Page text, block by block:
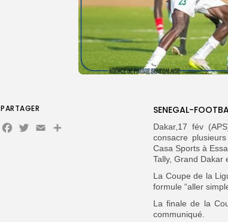
SENEGAL-
Dakar,17 fév
consacre
Casa Sports à
Tally, Grand Dakar
La Coupe de la
formule “aller
La finale de la
communiqué.
PARTAGER
Facebook
Twitter
Email